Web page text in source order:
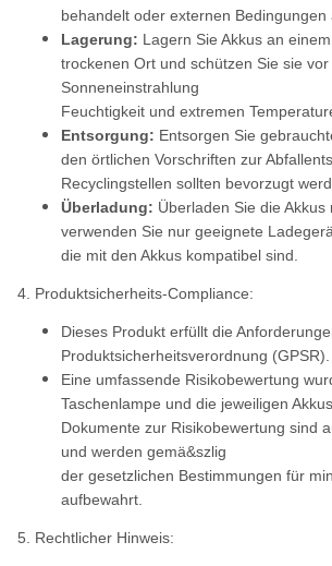
behandelt oder externen Bedingungen
Lagerung: Lagern Sie Akkus an
trockenen Ort und schützen Sie sie
Sonneneinstrahlung
Feuchtigkeit und extremen
Entsorgung: Entsorgen Sie
den örtlichen Vorschriften zur
Recyclingstellen sollten bevorzugt
Überladung: Überladen Sie die Akkus
verwenden Sie nur geeignete
die mit den Akkus kompatibel sind.
4. Produktsicherheits-Compliance:
Dieses Produkt erfüllt die
Produktsicherheitsverordnung (GPSR).
Eine umfassende Risikobewertung
Taschenlampe und die jeweiligen
Dokumente zur Risikobewertung sind
und werden gemä&szlig
der gesetzlichen Bestimmungen für
aufbewahrt.
5. Rechtlicher Hinweis: